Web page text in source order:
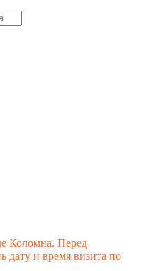
Коломна. Перед
дату и время визита по